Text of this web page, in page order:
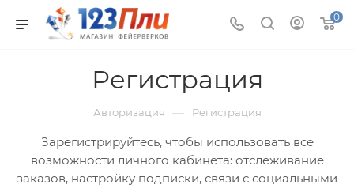
0
Регистрация
Авторизация — Регистрация
Зарегистрируйтесь, чтобы использовать все
возможности личного кабинета: отслеживание
заказов, настройку подписки, связи с социальными